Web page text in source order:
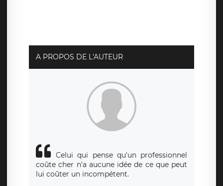
rue Léopold Sédar Senghor, joignable à l’adresse mail :
responsabledetraitement@legavox.fr. Vous avez
également le droit d’introduire une réclamation auprès
d’une autorité de contrôle.
A PROPOS DE L'AUTEUR
Celui qui pense qu'un professionnel
coûte cher n'a aucune idée de ce que peut
lui coûter un incompétent.